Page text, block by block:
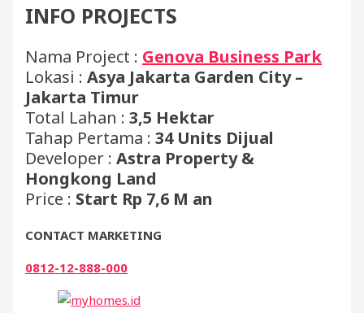
INFO PROJECTS
Nama Project : Genova Business Park
Lokasi :Asya Jakarta Garden City –
Jakarta Timur
Total Lahan :3,5 Hektar
Tahap Pertama :34 Units Dijual
Developer :Astra Property &
Hongkong Land
Price : Start Rp 7,6 M an
CONTACT MARKETING
0812-12-888-000